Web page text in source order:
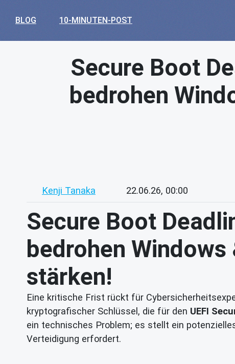
BLOG 10-MINUTEN-POST
Secure Boot
bedrohen
Kenji Tanaka 22.06.26, 00:00
Secure Boot
bedrohen
stärken!
Eine kritische Frist rückt für
kryptografischer Schlüssel, die für den UEFI
ein technisches Problem; es stellt ein
Verteidigung erfordert.